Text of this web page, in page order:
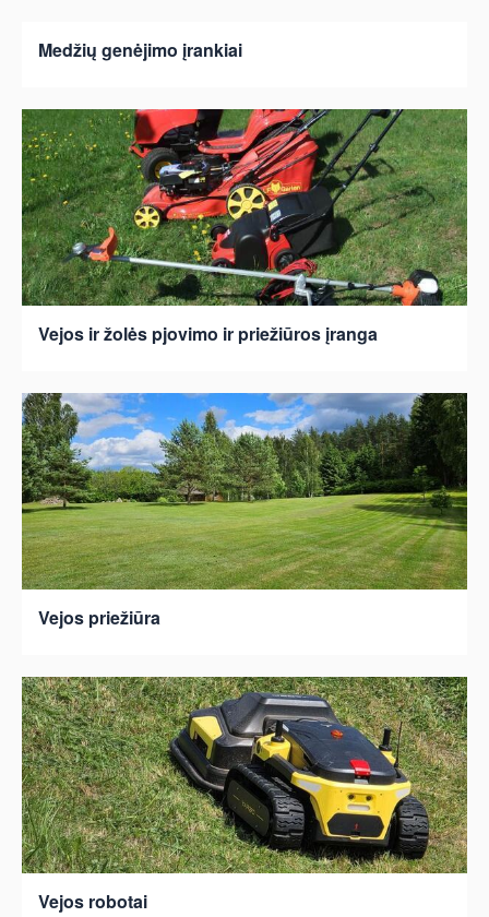
Medžių genėjimo įrankiai
Vejos ir žolės pjovimo ir priežiūros įranga
Vejos priežiūra
Vejos robotai